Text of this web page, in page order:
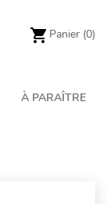
Panier (0)
À PARAÎTRE